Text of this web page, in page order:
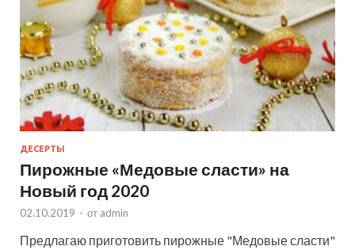
ДЕСЕРТЫ
Пирожные «Медовые сласти» на
Новый год 2020
02.10.2019 - от admin
Предлагаю приготовить пирожные "Медовые сласти"